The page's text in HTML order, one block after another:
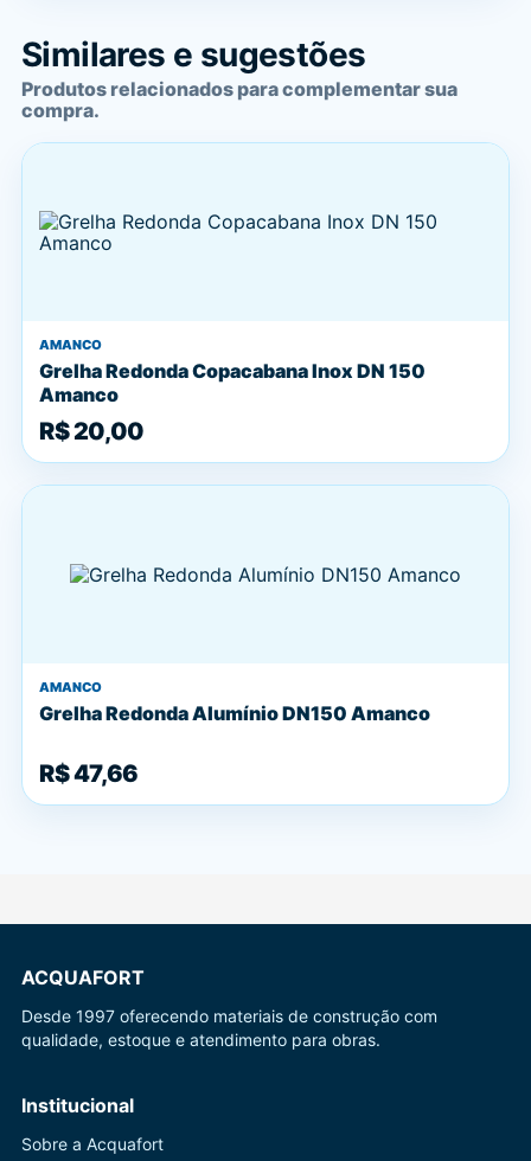
Similares e sugestões
Produtos relacionados para complementar sua
compra.
AMANCO
Grelha Redonda Copacabana Inox DN 150
Amanco
R$ 20,00
AMANCO
Grelha Redonda Alumínio DN150 Amanco
R$ 47,66
ACQUAFORT
Desde 1997 oferecendo materiais de construção com
qualidade, estoque e atendimento para obras.
Institucional
Sobre a Acquafort